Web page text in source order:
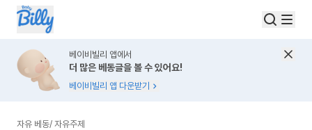
베이비빌리 앱에서
더 많은 베동글을 볼 수 있어요!
베이비빌리 앱 다운받기
자유 베동/ 자유주제